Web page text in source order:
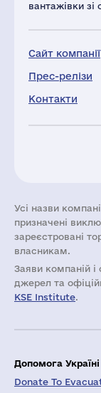
вантажівки зі
Сайт компанії
Прес-релізи
Контакти
Усі назви
призначені
зареєстровані
власникам.
Заяви компаній i
джерел та
KSE Institute.
Допомога Україні
Donate To